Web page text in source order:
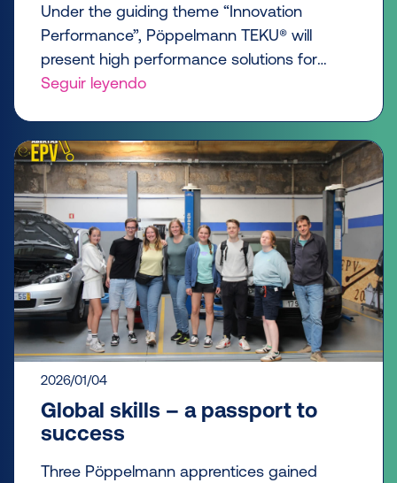
Under the guiding theme “Innovation
Performance”, Pöppelmann TEKU® will
present high performance solutions for
professional horticulture at IPM 2026, taking
Seguir leyendo
2026/01/04
Global skills – a passport to
success
Three Pöppelmann apprentices gained